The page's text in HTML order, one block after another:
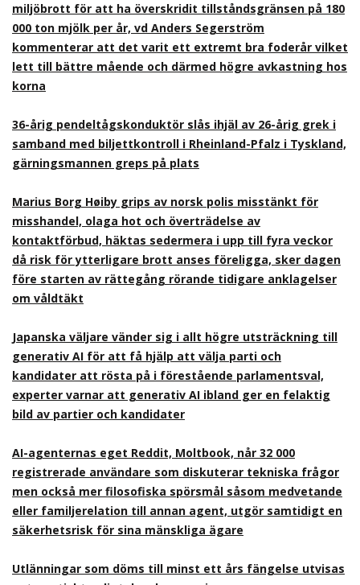
miljöbrott för att ha överskridit tillståndsgränsen på 180
000 ton mjölk per år, vd Anders Segerström
kommenterar att det varit ett extremt bra foderår vilket
lett till bättre mående och därmed högre avkastning hos
korna
36-årig pendeltågskonduktör slås ihjäl av 26-årig grek i
samband med biljettkontroll i Rheinland-Pfalz i Tyskland,
gärningsmannen greps på plats
Marius Borg Høiby grips av norsk polis misstänkt för
misshandel, olaga hot och överträdelse av
kontaktförbud, häktas sedermera i upp till fyra veckor
då risk för ytterligare brott anses föreligga, sker dagen
före starten av rättegång rörande tidigare anklagelser
om våldtäkt
Japanska väljare vänder sig i allt högre utsträckning till
generativ AI för att få hjälp att välja parti och
kandidater att rösta på i förestående parlamentsval,
experter varnar att generativ AI ibland ger en felaktig
bild av partier och kandidater
AI-agenternas eget Reddit, Moltbook, når 32 000
registrerade användare som diskuterar tekniska frågor
men också mer filosofiska spörsmål såsom medvetande
eller familjerelation till annan agent, utgör samtidigt en
säkerhetsrisk för sina mänskliga ägare
Utlänningar som döms till minst ett års fängelse utvisas